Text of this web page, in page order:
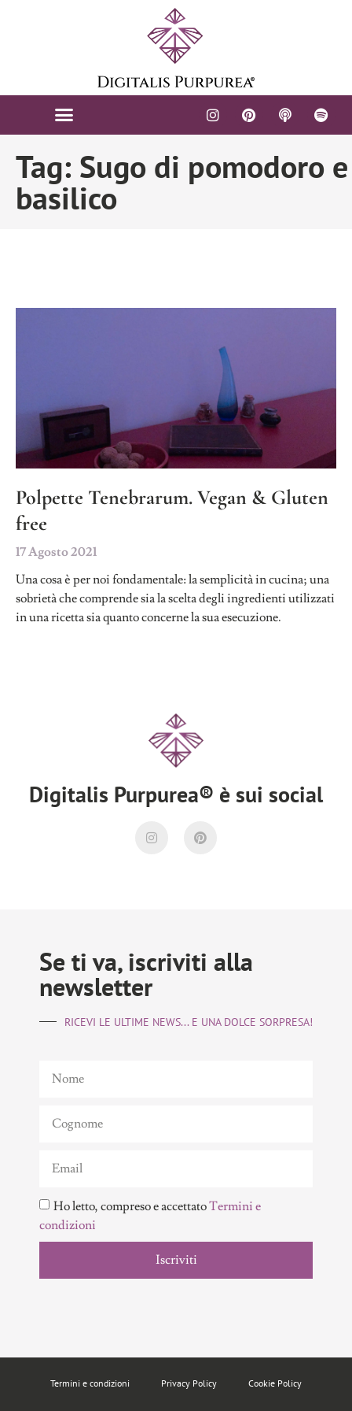
Tag: Sugo di pomodoro e
basilico
Polpette Tenebrarum. Vegan & Gluten
free
17 Agosto 2021
Una cosa è per noi fondamentale: la semplicità in cucina; una
sobrietà che comprende sia la scelta degli ingredienti utilizzati
in una ricetta sia quanto concerne la sua esecuzione.
Digitalis Purpurea® è sui social
Se ti va, iscriviti alla
newsletter
RICEVI LE ULTIME NEWS... E UNA DOLCE SORPRESA!
Ho letto, compreso e accettatoTermini e
condizioni
Iscriviti
Termini e condizioni Privacy Policy Cookie Policy